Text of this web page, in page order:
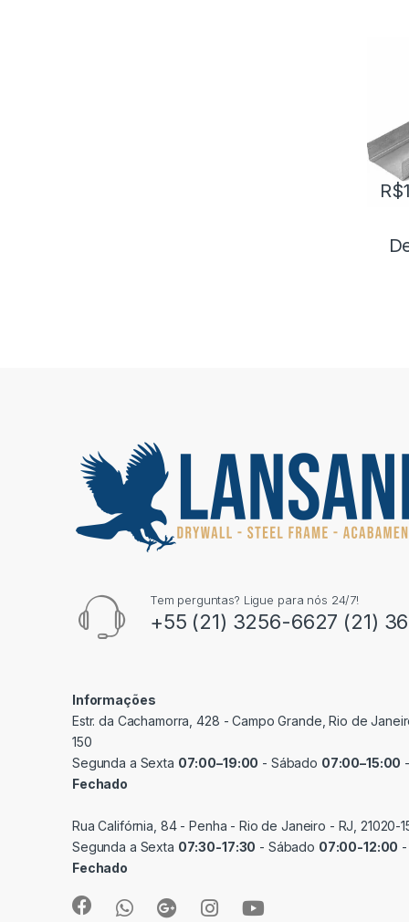
R$
Tem perguntas? Ligue para nós 24/7!
+55 (21) 3256-6627 (21)
Informações
Estr. da Cachamorra, 428 - Campo Grande, Rio de
150
Segunda a Sexta 07:00–19:00 - Sábado 07:00–15:00
Fechado
Rua Califórnia, 84 - Penha - Rio de Janeiro - RJ, 21020-
Segunda a Sexta 07:30-17:30 - Sábado 07:00-12:00
Fechado